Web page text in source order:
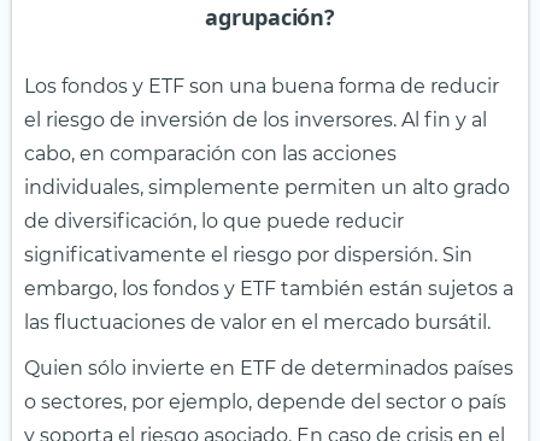
agrupación?
Los fondos y ETF son una buena forma de reducir
el riesgo de inversión de los inversores. Al fin y al
cabo, en comparación con las acciones
individuales, simplemente permiten un alto grado
de diversificación, lo que puede reducir
significativamente el riesgo por dispersión. Sin
embargo, los fondos y ETF también están sujetos a
las fluctuaciones de valor en el mercado bursátil.
Quien sólo invierte en ETF de determinados países
o sectores, por ejemplo, depende del sector o país
y soporta el riesgo asociado. En caso de crisis en el